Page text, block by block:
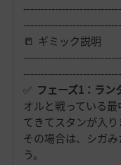
📒 ギミック説明
✅ フェーズ1：ラン
オルと戦っている
てきてスタンが入り
その場合は、シガ
う。